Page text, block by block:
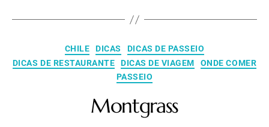
CHILE DICAS
DICAS DE PASSEIO
DICAS DE RESTAURANTE
DICAS DE VIAGEM
ONDE COMER
PASSEIO
Montgrass